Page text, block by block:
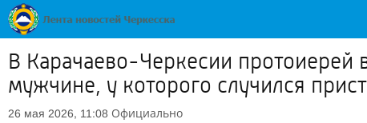
В Карачаево-Черкесии протоиерей
мужчине, у которого случился
26 мая 2026, 11:08 Официально